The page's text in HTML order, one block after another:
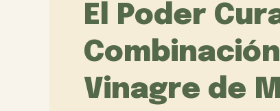
El Poder
Vinagre de